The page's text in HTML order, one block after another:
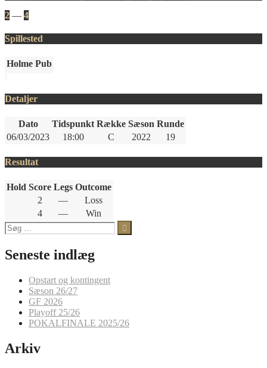
2 — 4
Spillested
Holme Pub
Detaljer
Dato Tidspunkt Række Sæson Runde
06/03/2023
18:00 C 2022 19
Resultat
Hold Score Legs Outcome
2
—
Loss
4
—
Win
Søg
efter:
Seneste indlæg
Opstart og kontingent
Sæson 26/27
GF 2026
Playoff 25/26
POKALFINALE 2025/26
Arkiv